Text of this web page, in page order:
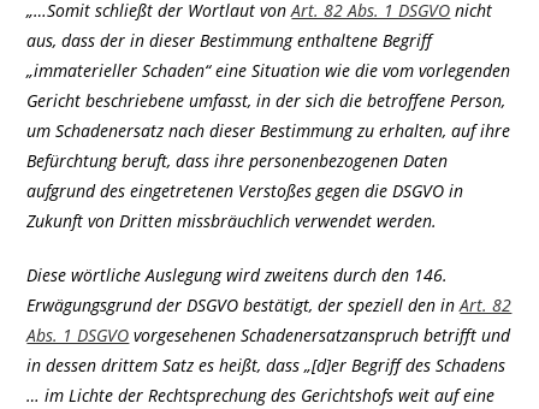
„…Somit schließt der Wortlaut vonArt. 82 Abs. 1 DSGVO nicht
aus, dass der in dieser Bestimmung enthaltene Begriff
„immaterieller Schaden“ eine Situation wie die vom vorlegenden
Gericht beschriebene umfasst, in der sich die betroffene Person,
um Schadenersatz nach dieser Bestimmung zu erhalten, auf ihre
Befürchtung beruft, dass ihre personenbezogenen Daten
aufgrund des eingetretenen Verstoßes gegen die DSGVO in
Zukunft von Dritten missbräuchlich verwendet werden.
Diese wörtliche Auslegung wird zweitens durch den 146.
Erwägungsgrund der DSGVO bestätigt, der speziell den inArt. 82
Abs. 1 DSGVO vorgesehenen Schadenersatzanspruch betrifft und
in dessen drittem Satz es heißt, dass „[d]er Begriff des Schadens
… im Lichte der Rechtsprechung des Gerichtshofs weit auf eine